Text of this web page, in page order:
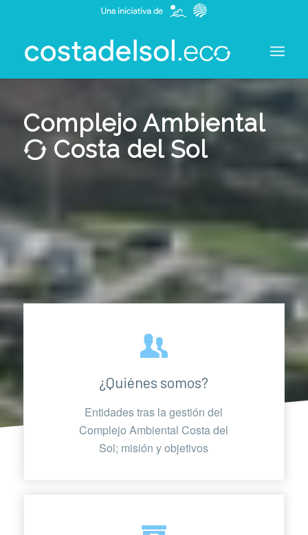
Complejo Ambiental
Costa del Sol
¿Quiénes somos?
Entidades tras la gestión del
Complejo Ambiental Costa del
Sol; misión y objetivos